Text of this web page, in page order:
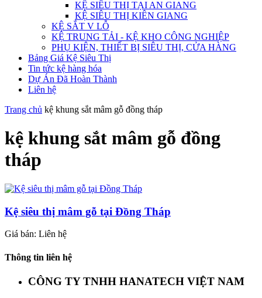
KỆ SIÊU THỊ TẠI AN GIANG
KỆ SIÊU THỊ KIÊN GIANG
KỆ SẮT V LỖ
KỆ TRUNG TẢI - KỆ KHO CÔNG NGHIỆP
PHỤ KIỆN, THIẾT BỊ SIÊU THỊ, CỬA HÀNG
Bảng Giá Kệ Siêu Thị
Tin tức kệ hàng hóa
Dự Án Đã Hoàn Thành
Liên hệ
Trang chủ kệ khung sắt mâm gỗ đồng tháp
kệ khung sắt mâm gỗ đồng
tháp
Kệ siêu thị mâm gỗ tại Đồng Tháp
Giá bán: Liên hệ
Thông tin liên hệ
CÔNG TY TNHH HANATECH VIỆT NAM